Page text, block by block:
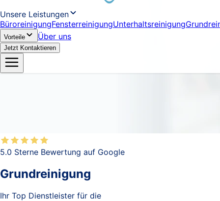
Unsere Leistungen
BüroreinigungFensterreinigungUnterhaltsreinigung
Vorteile Über uns
Jetzt Kontaktieren
5.0 Sterne Bewertung auf Google
Grundreinigung
Ihr Top Dienstleister für die